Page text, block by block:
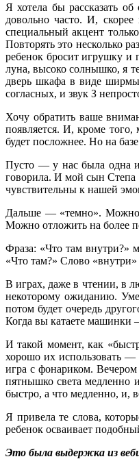
Я хотела бы рассказать
довольно часто. И,
специальный акцент
Повторять это несколько
ребенок бросит игрушку и
луна, высоко солнышко, я
дверь шкафа в виде ширмы
согласных, и звук З
Хочу обратить ваше
появляется. И, кроме
будет посложнее. Но на
Пусто — у нас была одна
говорила. И мой сын Степа
чувствительны к нашей
Дальше — «темно». Можно
Можно отложить на более
Фраза: «Что там внутри?»
«Что там?» Слово
В играх, даже в чтении, в
некоторому ожиданию.
потом будет очередь
Когда вы катаете машинки
И такой момент, как
хорошо их использовать
игра с фонариком.
пятнышко света медленно
быстро, а что медленно, и,
Я привела те слова,
ребенок осваивает
Это была выдержка из